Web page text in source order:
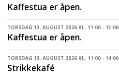
Kaffestua er åpen.
TORSDAG 13. AUGUST 2026 KL. 11:00 - 13:00
Kaffestua er åpen.
TORSDAG 13. AUGUST 2026 KL. 11:00 - 14:00
Strikkekafé